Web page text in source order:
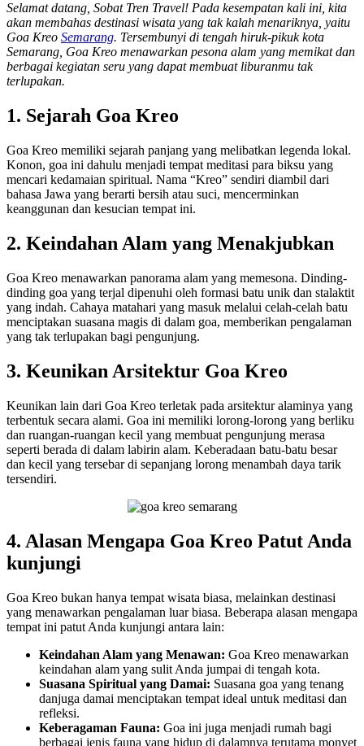
Selamat datang, Sobat Tren Travel! Pada kesempatan kali ini, kita
akan membahas destinasi wisata yang tak kalah menariknya, yaitu
Goa Kreo Semarang. Tersembunyi di tengah hiruk-pikuk kota
Semarang, Goa Kreo menawarkan pesona alam yang memikat dan
berbagai kegiatan seru yang dapat membuat liburanmu tak
terlupakan.
1. Sejarah Goa Kreo
Goa Kreo memiliki sejarah panjang yang melibatkan legenda lokal.
Konon, goa ini dahulu menjadi tempat meditasi para biksu yang
mencari kedamaian spiritual. Nama “Kreo” sendiri diambil dari
bahasa Jawa yang berarti bersih atau suci, mencerminkan
keanggunan dan kesucian tempat ini.
2. Keindahan Alam yang Menakjubkan
Goa Kreo menawarkan panorama alam yang memesona. Dinding-
dinding goa yang terjal dipenuhi oleh formasi batu unik dan stalaktit
yang indah. Cahaya matahari yang masuk melalui celah-celah batu
menciptakan suasana magis di dalam goa, memberikan pengalaman
yang tak terlupakan bagi pengunjung.
3. Keunikan Arsitektur Goa Kreo
Keunikan lain dari Goa Kreo terletak pada arsitektur alaminya yang
terbentuk secara alami. Goa ini memiliki lorong-lorong yang berliku
dan ruangan-ruangan kecil yang membuat pengunjung merasa
seperti berada di dalam labirin alam. Keberadaan batu-batu besar
dan kecil yang tersebar di sepanjang lorong menambah daya tarik
tersendiri.
4. Alasan Mengapa Goa Kreo Patut Anda
kunjungi
Goa Kreo bukan hanya tempat wisata biasa, melainkan destinasi
yang menawarkan pengalaman luar biasa. Beberapa alasan mengapa
tempat ini patut Anda kunjungi antara lain:
Keindahan Alam yang Menawan: Goa Kreo menawarkan
keindahan alam yang sulit Anda jumpai di tengah kota.
Suasana Spiritual yang Damai: Suasana goa yang tenang
danjuga damai menciptakan tempat ideal untuk meditasi dan
refleksi.
Keberagaman Fauna: Goa ini juga menjadi rumah bagi
berbagai jenis fauna yang hidup di dalamnya terutama monyet